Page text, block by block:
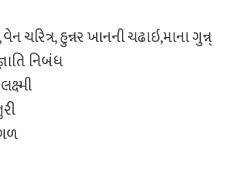
ચરિત્ર, હુન્નર ખાનની ચઢાઇ,માના ગુન્ન્
નિબંધ